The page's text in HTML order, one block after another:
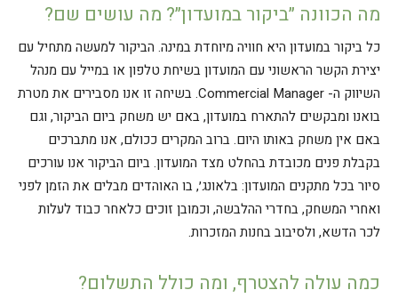
מה הכוונה ״ביקור במועדון״? מה עושים שם?
כל ביקור במועדון היא חוויה מיוחדת במינה. הביקור למעשה מתחיל עם
יצירת הקשר הראשוני עם המועדון בשיחת טלפון או במייל עם מנהל
השיווק ה- Commercial Manager. בשיחה זו אנו מסבירים את מטרת
בואנו ומבקשים להתארח במועדון, באם יש משחק ביום הביקור, וגם
באם אין משחק באותו היום. ברוב המקרים ככולם, אנו מתברכים
בקבלת פנים מכובדת בהחלט מצד המועדון. ביום הביקור אנו עורכים
סיור בכל מתקנים המועדון: בלאונג׳, בו האוהדים מבלים את הזמן לפני
ואחרי המשחק, בחדרי ההלבשה, וכמובן זוכים כלאחר כבוד לעלות
לכר הדשא, ולסיבוב בחנות המזכרות.
כמה עולה להצטרף, ומה כולל התשלום?